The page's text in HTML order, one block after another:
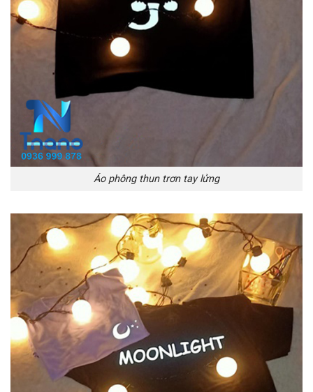
Áo phông thun trơn tay lửng